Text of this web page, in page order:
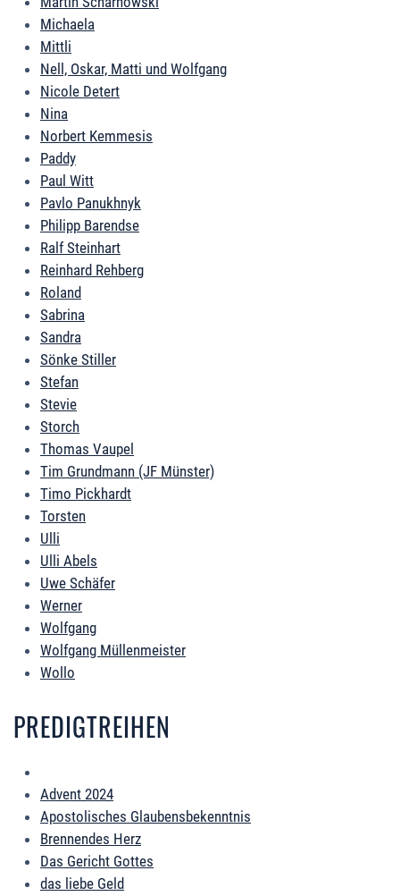
Michaela
Mittli
Nell, Oskar, Matti und Wolfgang
Nicole Detert
Nina
Norbert Kemmesis
Paddy
Paul Witt
Pavlo Panukhnyk
Philipp Barendse
Ralf Steinhart
Reinhard Rehberg
Roland
Sabrina
Sandra
Sönke Stiller
Stefan
Stevie
Storch
Thomas Vaupel
Tim Grundmann (JF Münster)
Timo Pickhardt
Torsten
Ulli
Ulli Abels
Uwe Schäfer
Werner
Wolfgang
Wolfgang Müllenmeister
Wollo
PREDIGTREIHEN
Advent 2024
Apostolisches Glaubensbekenntnis
Brennendes Herz
Das Gericht Gottes
das liebe Geld